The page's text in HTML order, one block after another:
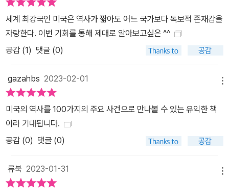
바른 표현일 듯하다. 그뿐만이 아니다. 먼 대륙을 건너온 흑인 노예들
역시 미국사에서 빼놓을 수 없는 존재이다. 드넓은 땅을 일구고, 목화,
담배 농장을 운영하기 위해서는 많은 노동력이 필요했다. 그래서 흑
인 노예들이 아메리카 대륙으로 건너왔다. 그들은 좁은 배에 구겨지
듯 실어져 건너왔으며, 인간적인 대우를 받지 못하고, 가혹한 노동에
시달리기 일쑤였다. 선거권이나 인권문제는 말할 것도 없었다. 하지
만 아이러니 하게도 백인들의 생활을 이어가기 위해서는 흑인 노예가
필수불가결한 존재였다. 특히 농업이 주요 산업이었던 남부 지방에서
는 문제가 심각했다. 남부와 북부는 결국 이 문제를 가지고, 크게 대립
했고, 노예 해방을 명분으로 남북전쟁을 치르기도 한다. 노예 해방 이
운, 마틴 루터 킹, 로자 파크스 같은 인물들의 용감한 행동들이 조금씩
사회 구성원들에게 다양한 인종들 역시 미국의 사회 구성원이라는 점
세계 최강국인 미국은 역사가 짧아도 어느 국가보다 독보적 존재감을
자랑한다. 이번 기회를 통해 제대로 알아보고싶은 ^^
공감 (1) 댓글 (0)
gazahbs 2023-02-01
미국의 역사를 100가지의 주요 사건으로 만나볼 수 있는 유익한 책
이라 기대됩니다.
공감 (0) 댓글 (0)
류북 2023-01-31